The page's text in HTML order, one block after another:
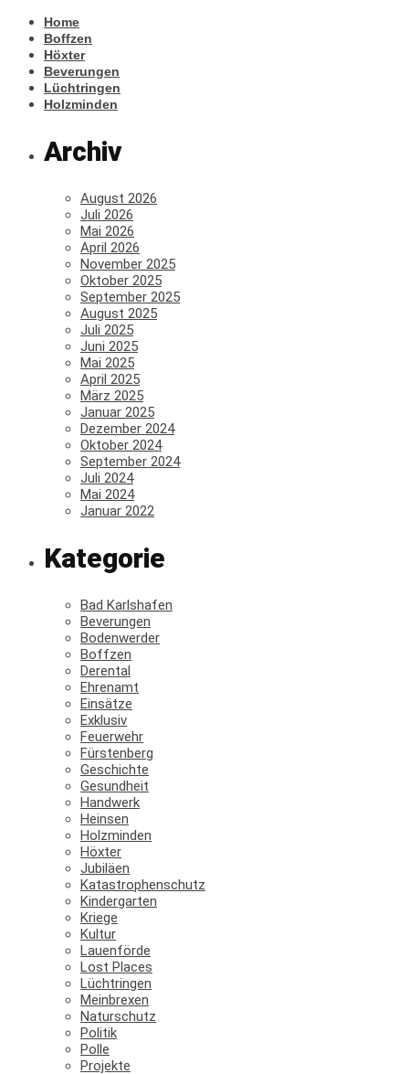
Home
Boffzen
Höxter
Beverungen
Lüchtringen
Holzminden
Archiv
August 2026
Juli 2026
Mai 2026
April 2026
November 2025
Oktober 2025
September 2025
August 2025
Juli 2025
Juni 2025
Mai 2025
April 2025
März 2025
Januar 2025
Dezember 2024
Oktober 2024
September 2024
Juli 2024
Mai 2024
Januar 2022
Kategorie
Bad Karlshafen
Beverungen
Bodenwerder
Boffzen
Derental
Ehrenamt
Einsätze
Exklusiv
Feuerwehr
Fürstenberg
Geschichte
Gesundheit
Handwerk
Heinsen
Holzminden
Höxter
Jubiläen
Katastrophenschutz
Kindergarten
Kriege
Kultur
Lauenförde
Lost Places
Lüchtringen
Meinbrexen
Naturschutz
Politik
Polle
Projekte